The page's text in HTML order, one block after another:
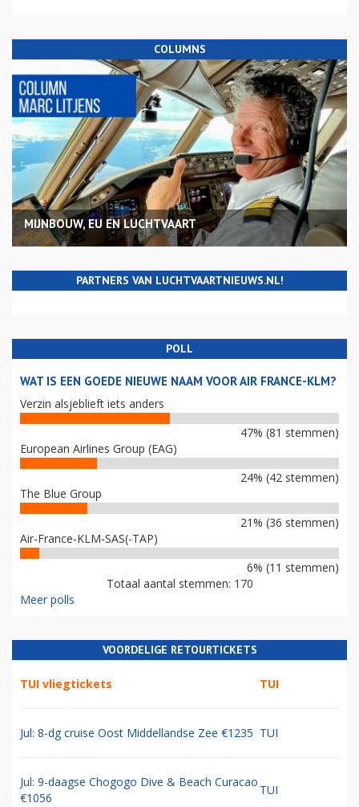
COLUMNS
MIJNBOUW, EU EN LUCHTVAART
PARTNERS VAN LUCHTVAARTNIEUWS.NL!
POLL
WAT IS EEN GOEDE NIEUWE NAAM VOOR AIR FRANCE-KLM?
Verzin alsjeblieft iets anders
47% (81 stemmen)
European Airlines Group (EAG)
24% (42 stemmen)
The Blue Group
21% (36 stemmen)
Air-France-KLM-SAS(-TAP)
6% (11 stemmen)
Totaal aantal stemmen: 170
Meer polls
VOORDELIGE RETOURTICKETS
TUI vliegtickets TUI
Jul: 8-dg cruise Oost Middellandse Zee €1235 TUI
Jul: 9-daagse Chogogo Dive & Beach Curacao
€1056
TUI